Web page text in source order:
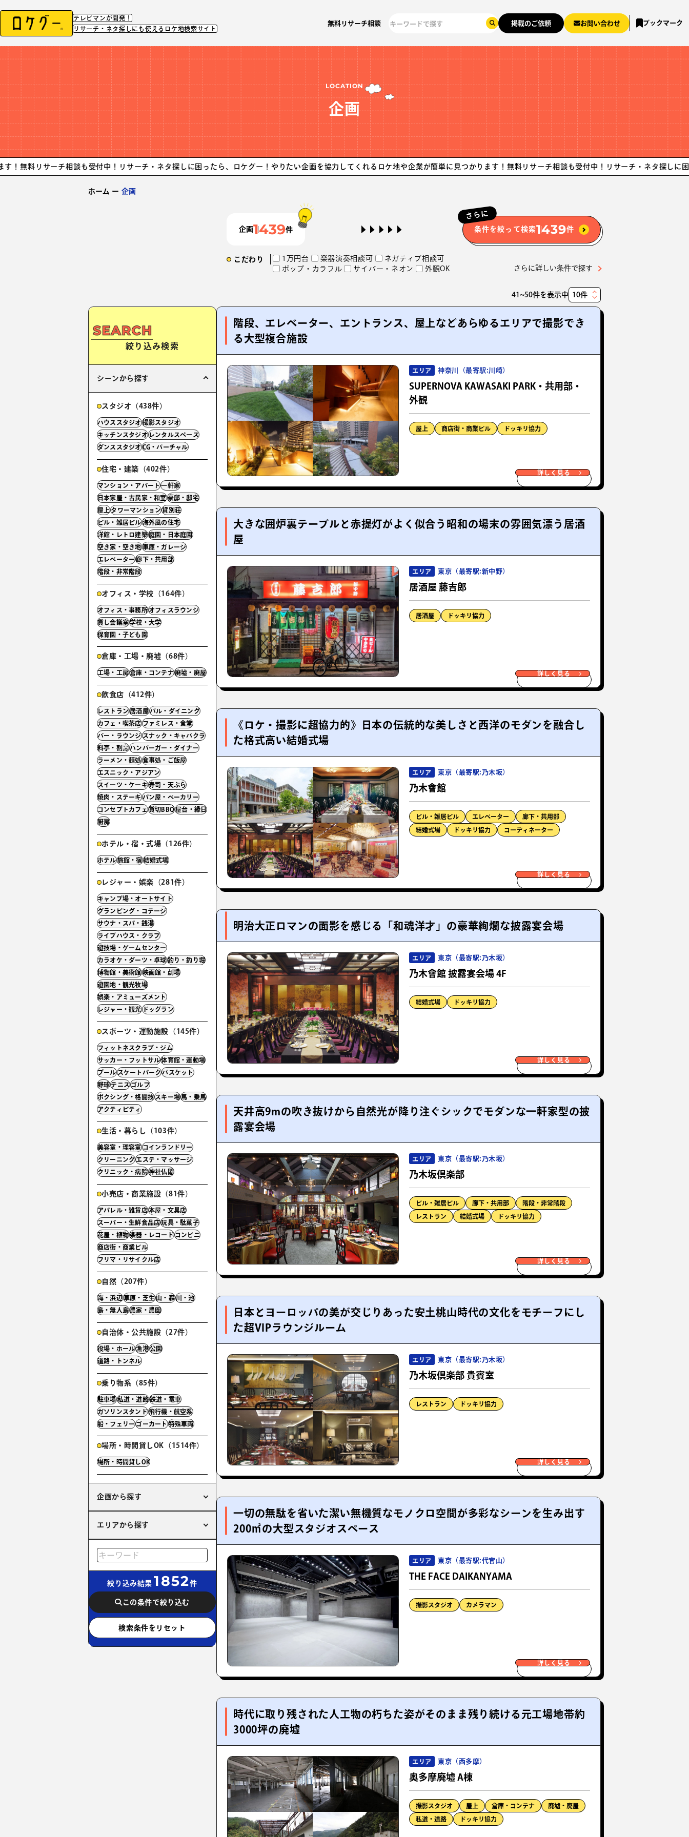
テレビマンが開発！
リサーチ・ネタ探しにも使えるロケ地検索サイト
無料リサーチ相談 掲載のご依頼 お問い合わせ ブックマーク
LOCATION
企画
ーチ相談も受付中！リサーチ・ネタ探しに困ったら、ロケグー！ やりたい企画を協力してくれるロケ地や企業が簡単に見つかります！無料リサーチ相談も受付中！リサーチ・ネタ探しに困ったら、
ホーム ー 企画
企画1439件
さらに
条件を絞って検索1439件
こだわり 1万円台 楽器演奏相談可
ネガティブ相談可
ポップ・カラフル
サイバー・ネオン 外観OK さらに詳しい条件で探す
41~50件を表示中
表
件
階段、エレベーター、エントランス、屋上などあらゆるエリアで撮影でき
る大型複合施設
エリア 神奈川（最寄駅:川崎）
SUPERNOVA KAWASAKI PARK・共用部・
外観
屋上 商店街・商業ビル ドッキリ協力
詳しく見る
大きな囲炉裏テーブルと赤提灯がよく似合う昭和の場末の雰囲気漂う居酒
屋
エリア 東京（最寄駅:新中野）
居酒屋 藤吉郎
居酒屋 ドッキリ協力
詳しく見る
《ロケ・撮影に超協力的》日本の伝統的な美しさと西洋のモダンを融合し
た格式高い結婚式場
エリア 東京（最寄駅:乃木坂）
乃木會館
ビル・雑居ビル エレベーター 廊下・共用部
結婚式場 ドッキリ協力 コーディネーター
詳しく見る
明治大正ロマンの面影を感じる「和魂洋才」の豪華絢爛な披露宴会場
エリア 東京（最寄駅:乃木坂）
乃木會館 披露宴会場 4F
結婚式場 ドッキリ協力
詳しく見る
天井高9mの吹き抜けから自然光が降り注ぐシックでモダンな一軒家型の披
露宴会場
エリア 東京（最寄駅:乃木坂）
乃木坂倶楽部
ビル・雑居ビル 廊下・共用部 階段・非常階段
レストラン 結婚式場 ドッキリ協力
詳しく見る
日本とヨーロッパの美が交じりあった安土桃山時代の文化をモチーフにし
た超VIPラウンジルーム
エリア 東京（最寄駅:乃木坂）
乃木坂倶楽部 貴賓室
レストラン ドッキリ協力
詳しく見る
一切の無駄を省いた潔い無機質なモノクロ空間が多彩なシーンを生み出す
200㎡の大型スタジオスペース
エリア 東京（最寄駅:代官山）
THE FACE DAIKANYAMA
撮影スタジオ カメラマン
詳しく見る
時代に取り残された人工物の朽ちた姿がそのまま残り続ける元工場地帯約
3000坪の廃墟
エリア 東京（西多摩）
奥多摩廃墟 A棟
撮影スタジオ 屋上 倉庫・コンテナ 廃墟・廃屋
私道・道路 ドッキリ協力
絞り込み検索
シーンから探す
スタジオ（438件）
ハウススタジオ撮影スタジオ
キッチンスタジオレンタルスペース
ダンススタジオCG・バーチャル
住宅・建築（402件）
マンション・アパート一軒家
日本家屋・古民家・和室豪邸・邸宅
屋上タワーマンション貸別荘
ビル・雑居ビル海外風の住宅
洋館・レトロ建築庭園・日本庭園
空き家・空き地車庫・ガレージ
エレベーター廊下・共用部
階段・非常階段
オフィス・学校（164件）
オフィス・事務所オフィスラウンジ
貸し会議室学校・大学
保育園・子ども園
倉庫・工場・廃墟（68件）
工場・工房倉庫・コンテナ廃墟・廃屋
飲食店（412件）
レストラン居酒屋バル・ダイニング
カフェ・喫茶店ファミレス・食堂
バー・ラウンジスナック・キャバクラ
料亭・割烹ハンバーガー・ダイナー
ラーメン・麺処食事処・ご飯屋
エスニック・アジアン
スイーツ・ケーキ寿司・天ぷら
焼肉・ステーキパン屋・ベーカリー
コンセプトカフェ貸切BBQ屋台・縁日
厨房
ホテル・宿・式場（126件）
ホテル旅館・宿結婚式場
レジャー・娯楽（281件）
キャンプ場・オートサイト
グランピング・コテージ
サウナ・スパ・銭湯
ライブハウス・クラブ
遊技場・ゲームセンター
カラオケ・ダーツ・卓球釣り・釣り堀
博物館・美術館映画館・劇場
遊園地・観光牧場
娯楽・アミューズメント
レジャー・観光ドッグラン
スポーツ・運動施設（145件）
フィットネスクラブ・ジム
サッカー・フットサル体育館・運動場
プールスケートパークバスケット
野球テニスゴルフ
ボクシング・格闘技スキー場馬・乗馬
アクティビティ
生活・暮らし（103件）
美容室・理容室コインランドリー
クリーニングエステ・マッサージ
クリニック・病院神社仏閣
小売店・商業施設（81件）
アパレル・雑貨店本屋・文具店
スーパー・生鮮食品店玩具・駄菓子
花屋・植物楽器・レコードコンビニ
商店街・商業ビル
フリマ・リサイクル店
自然（207件）
海・浜辺草原・芝生山・森川・池
島・無人島農家・農園
自治体・公共施設（27件）
役場・ホール漁港公園
道路・トンネル
乗り物系（85件）
駐車場私道・道路鉄道・電車
ガソリンスタンド飛行機・航空系
船・フェリーゴーカート特殊車両
場所・時間貸しOK（1514件）
場所・時間貸しOK
企画から探す
エリアから探す
絞り込み結果 1852件
この条件で絞り込む
検索条件をリセット